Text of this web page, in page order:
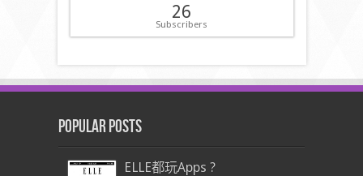
26
Subscribers
Popular Posts
ELLE都玩Apps ?